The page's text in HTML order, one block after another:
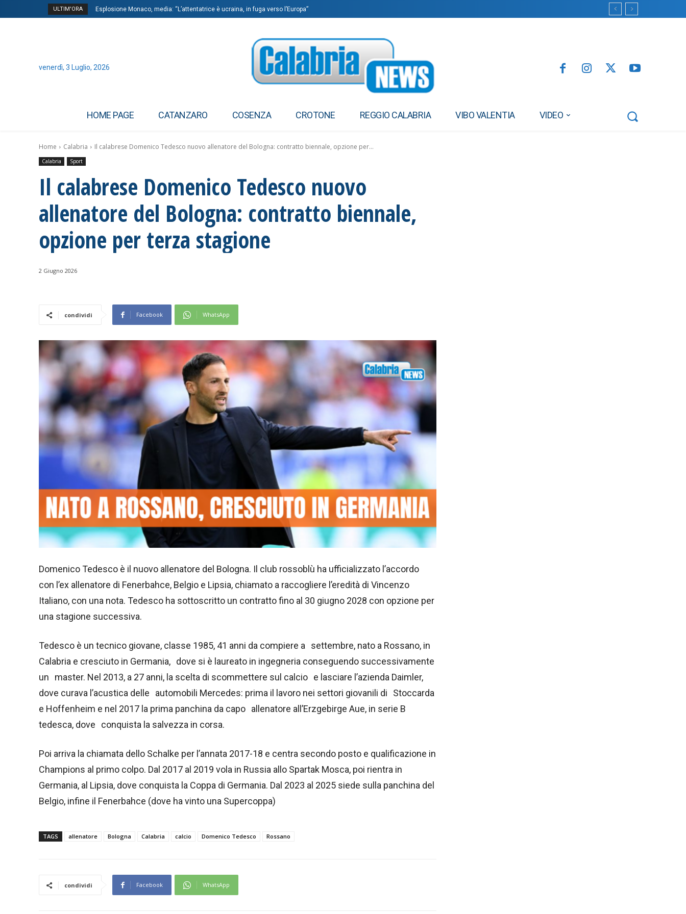
ULTIM'ORA Esplosione Monaco, media: “L’attentatrice è ucraina, in fuga verso l’Europa”
venerdì, 3 Luglio, 2026
HOME PAGE CATANZARO COSENZA CROTONE REGGIO CALABRIA VIBO VALENTIA VIDEO
Home Calabria Il calabrese Domenico Tedesco nuovo allenatore del Bologna: contratto biennale, opzione per...
Calabria Sport
Il calabrese Domenico Tedesco nuovo
allenatore del Bologna: contratto biennale,
opzione per terza stagione
2 Giugno 2026
condividi Facebook WhatsApp
Domenico Tedesco è il nuovo allenatore del Bologna. Il club rossoblù ha ufficializzato l’accordo
con l’ex allenatore di Fenerbahce, Belgio e Lipsia, chiamato a raccogliere l’eredità di Vincenzo
Italiano, con una nota. Tedesco ha sottoscritto un contratto fino al 30 giugno 2028 con opzione per
una stagione successiva.
Tedesco è un tecnico giovane, classe 1985, 41 anni da compiere a settembre, nato a Rossano, in
Calabria e cresciuto in Germania, dove si è laureato in ingegneria conseguendo successivamente
un master. Nel 2013, a 27 anni, la scelta di scommettere sul calcio e lasciare l’azienda Daimler,
dove curava l’acustica delle automobili Mercedes: prima il lavoro nei settori giovanili di Stoccarda
e Hoffenheim e nel 2017 la prima panchina da capo allenatore all’Erzgebirge Aue, in serie B
tedesca, dove conquista la salvezza in corsa.
Poi arriva la chiamata dello Schalke per l’annata 2017-18 e centra secondo posto e qualificazione in
Champions al primo colpo. Dal 2017 al 2019 vola in Russia allo Spartak Mosca, poi rientra in
Germania, al Lipsia, dove conquista la Coppa di Germania. Dal 2023 al 2025 siede sulla panchina del
Belgio, infine il Fenerbahce (dove ha vinto una Supercoppa)
TAGS allenatore Bologna Calabria calcio Domenico Tedesco Rossano
condividi Facebook WhatsApp